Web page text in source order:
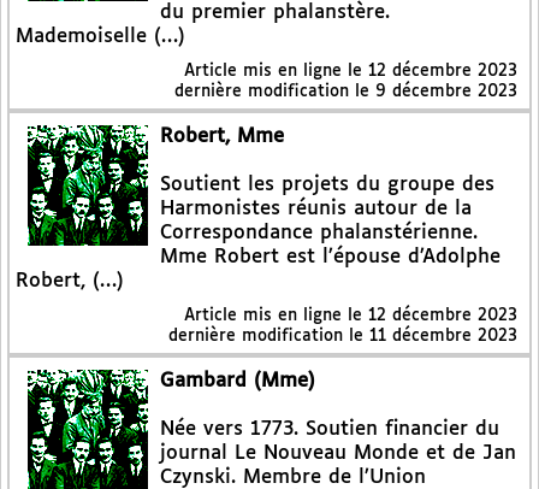
du premier phalanstère.
Mademoiselle (…)
Article mis en ligne le 12 décembre 2023
dernière modification le 9 décembre 2023
Robert, Mme
Soutient les projets du groupe des
Harmonistes réunis autour de la
Correspondance phalanstérienne.
Mme Robert est l’épouse d’Adolphe
Robert, (…)
Article mis en ligne le 12 décembre 2023
dernière modification le 11 décembre 2023
Gambard (Mme)
Née vers 1773. Soutien financier du
journal Le Nouveau Monde et de Jan
Czynski. Membre de l’Union